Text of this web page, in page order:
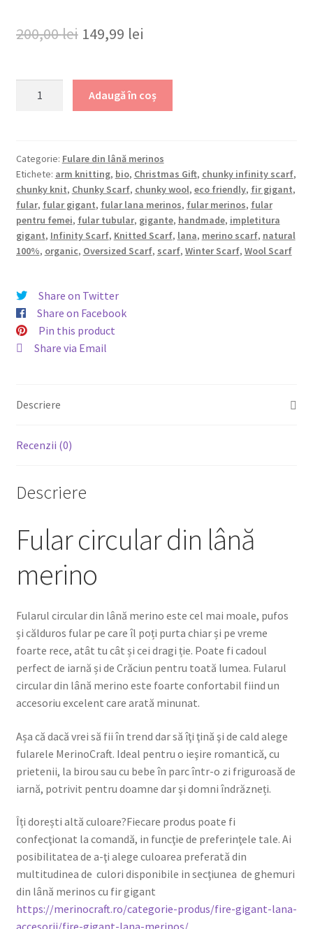
200,00lei Prețul
a
fost:
149,99 lei
este:
149,99 lei.
lână
merino,
albastru
roial
Adaugă în coș
Categorie: Fulare din lână merinos
Etichete: arm knitting, bio, Christmas Gift, chunky infinity scarf,
chunky knit, Chunky Scarf, chunky wool, eco friendly, fir gigant,
fular, fular gigant, fular lana merinos, fular merinos, fular
pentru femei, fular tubular, gigante, handmade, impletitura
gigant, Infinity Scarf, Knitted Scarf, lana, merino scarf, natural
100%, organic, Oversized Scarf, scarf, Winter Scarf, Wool Scarf
Share on Twitter
Share on Facebook
Pin this product
Share via Email
Descriere
Recenzii (0)
Descriere
Fular circular din lână
merino
Fularul circular din lână merino este cel mai moale, pufos
și călduros fular pe care îl poți purta chiar și pe vreme
foarte rece, atât tu cât și cei dragi ție. Poate fi cadoul
perfect de iarnă și de Crăciun pentru toată lumea. Fularul
circular din lână merino este foarte confortabil fiind un
accesoriu excelent care arată minunat.
Așa că dacă vrei să fii în trend dar să îţi ţină şi de cald alege
fularele MerinoCraft. Ideal pentru o ieşire romantică, cu
prietenii, la birou sau cu bebe în parc într-o zi friguroasă de
iarnă, potrivit pentru doamne dar şi domni îndrăzneți.
Îți dorești altă culoare?Fiecare produs poate fi
confecţionat la comandă, in funcţie de preferinţele tale. Ai
posibilitatea de a-ţi alege culoarea preferată din
multitudinea de culori disponibile in secţiunea de ghemuri
din lână merinos cu fir gigant
https://merinocraft.ro/categorie-produs/fire-gigant-lana-